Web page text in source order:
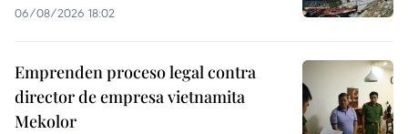
06/08/2026 18:02
Emprenden proceso legal contra
director de empresa vietnamita
Mekolor